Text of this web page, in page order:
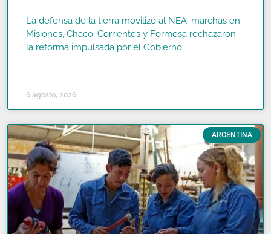
La defensa de la tierra movilizó al NEA: marchas en
Misiones, Chaco, Corrientes y Formosa rechazaron
la reforma impulsada por el Gobierno
6 agosto, 2026
ARGENTINA